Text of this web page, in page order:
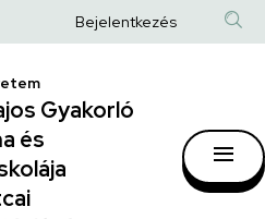
Anonim
fiók
Bejelentkezés
Gyakorló
és